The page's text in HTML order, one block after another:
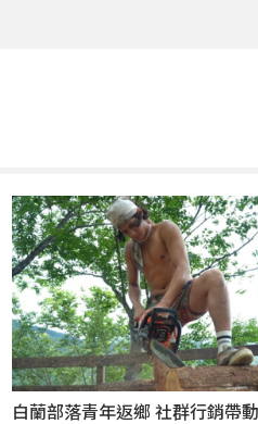
白蘭部落青年返鄉 社群行銷帶